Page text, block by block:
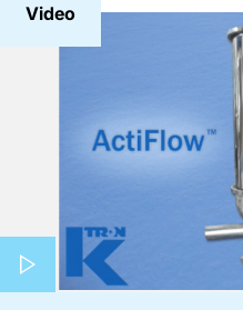
Video
Play video